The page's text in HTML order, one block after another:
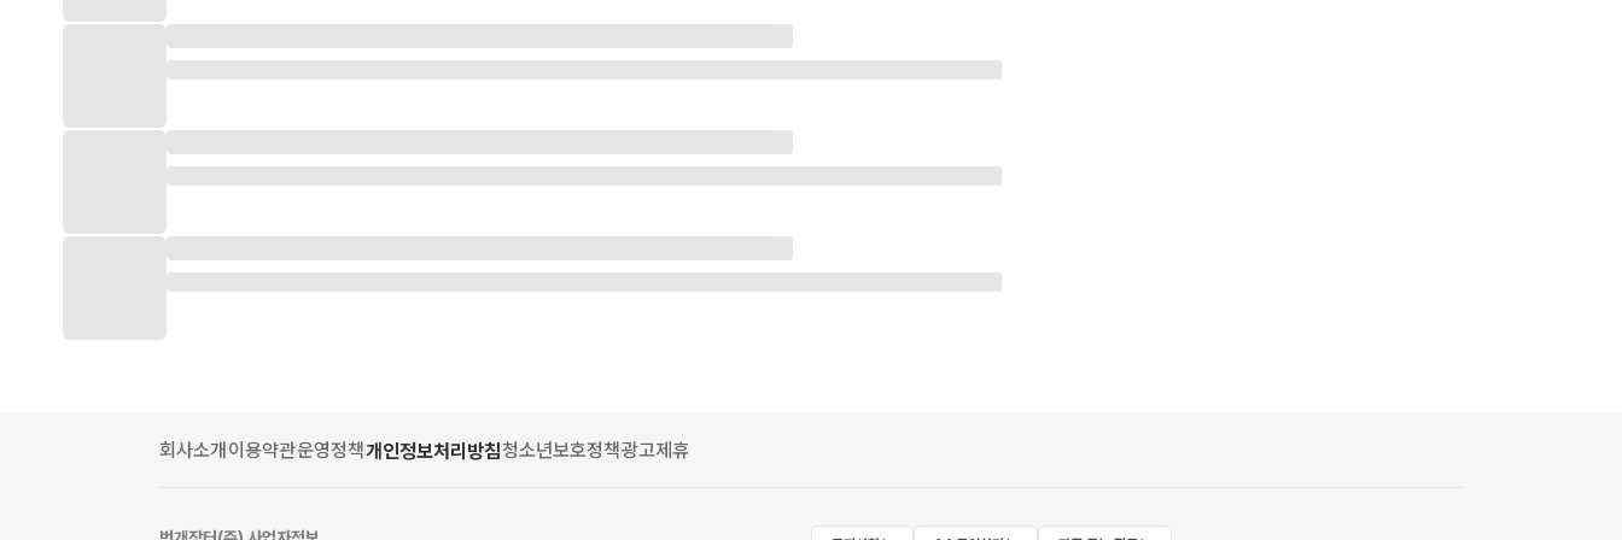
회사소개 이용약관운영정책개인정보처리방침청소년보호정책광고제휴